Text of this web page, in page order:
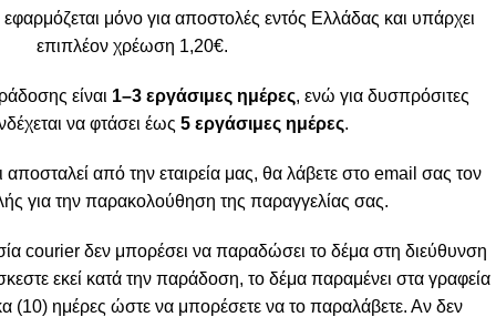
μόνο για αποστολές εντός Ελλάδας και υπάρχει
επιπλέον χρέωση 1,20€.
είναι 1–3 εργάσιμες ημέρες, ενώ για δυσπρόσιτες
να φτάσει έως 5 εργάσιμες ημέρες.
αποσταλεί από την εταιρεία μας, θα λάβετε στο email σας τον
για την παρακολούθηση της παραγγελίας σας.
courier δεν μπορέσει να παραδώσει το δέμα στη διεύθυνση
εκεί κατά την παράδοση, το δέμα παραμένει στα γραφεία
(10) ημέρες ώστε να μπορέσετε να το παραλάβετε. Αν δεν